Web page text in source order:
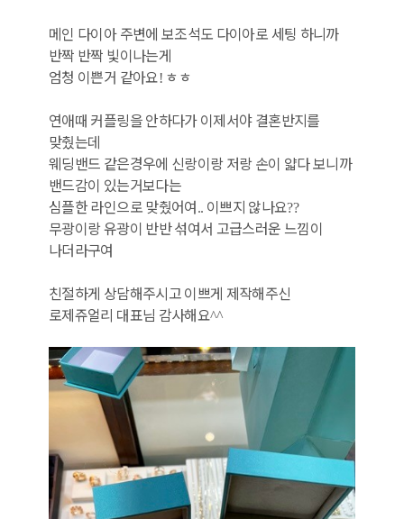
메인 다이아 주변에 보조석도 다이아로 세팅 하니까
반짝 반짝 빛이나는게
엄청 이쁜거 같아요! ㅎㅎ
연애때 커플링을 안하다가 이제서야 결혼반지를
맞췄는데
웨딩밴드 같은경우에 신랑이랑 저랑 손이 얇다 보니까
밴드감이 있는거보다는
심플한 라인으로 맞췄어여.. 이쁘지 않나요??
무광이랑 유광이 반반 섞여서 고급스러운 느낌이
나더라구여
친절하게 상담해주시고 이쁘게 제작해주신
로제쥬얼리 대표님 감사해요^^